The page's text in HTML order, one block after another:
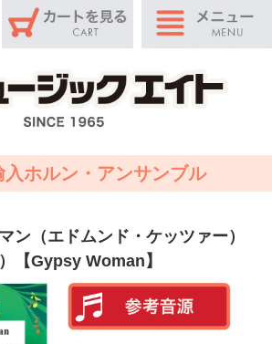
入ホルン・アンサンブル
ン（エドムンド・ケッツァー）
【Gypsy Woman】